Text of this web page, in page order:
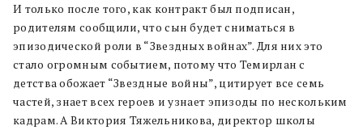
И только после того, как контракт был подписан,
родителям сообщили, что сын будет сниматься в
эпизодической роли в “Звездных войнах”. Для них это
стало огромным событием, потому что Темирлан с
детства обожает “Звездные войны”, цитирует все семь
частей, знает всех героев и узнает эпизоды по нескольким
кадрам. А Виктория Тяжельникова, директор школы